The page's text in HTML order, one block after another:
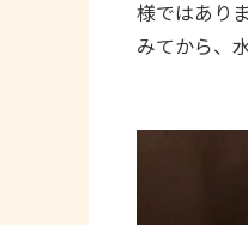
様ではあり
みてから、